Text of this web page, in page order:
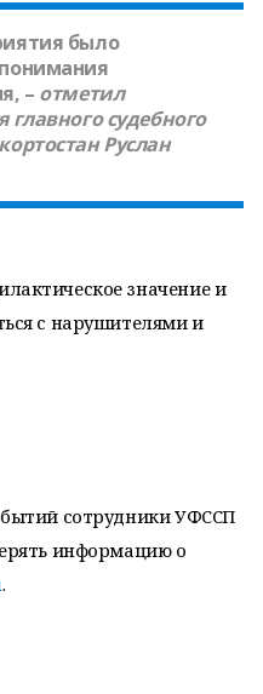
было
– отметил
главного судебного
Руслан
значение и
с нарушителями и
сотрудники УФССП
информацию о
.